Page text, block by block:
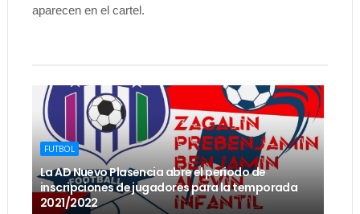
aparecen en el cartel.
FUTBOL
La AD Nuevo Plasencia abre el periodo de
inscripciones de jugadores para la temporada
2021/2022